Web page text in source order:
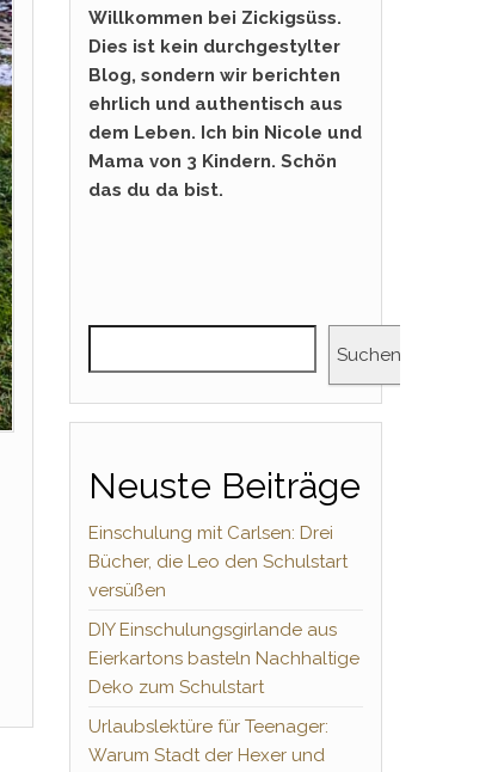
Willkommen bei Zickigsüss.
Dies ist kein durchgestylter
Blog, sondern wir berichten
ehrlich und authentisch aus
dem Leben. Ich bin Nicole und
Mama von 3 Kindern. Schön
das du da bist.
Suchen
Neuste Beiträge
Einschulung mit Carlsen: Drei
Bücher, die Leo den Schulstart
versüßen
DIY Einschulungsgirlande aus
Eierkartons basteln Nachhaltige
Deko zum Schulstart
Urlaubslektüre für Teenager:
Warum Stadt der Hexer und